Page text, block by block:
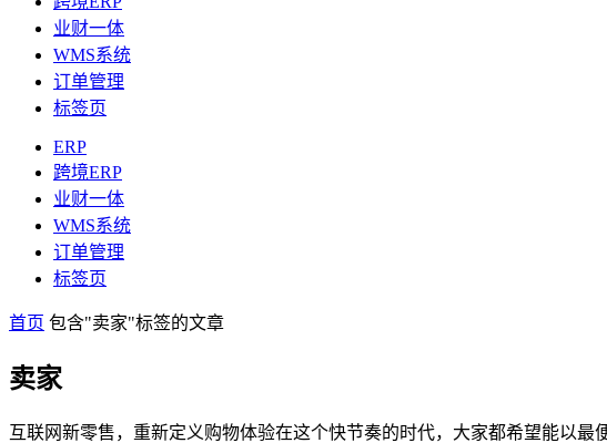
业财一体
WMS系统
订单管理
标签页
ERP
跨境ERP
业财一体
WMS系统
订单管理
标签页
首页 包含"卖家"标签的文章
卖家
互联网新零售，重新定义购物体验在这个快节奏的时代，大家都希望能以